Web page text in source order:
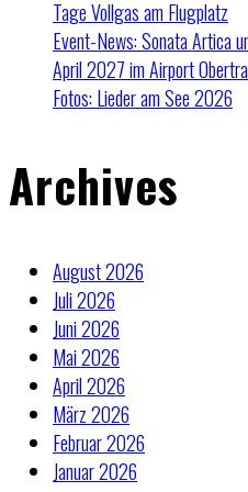
Tage Vollgas am Flugplatz
Event-News: Sonata Artica
April 2027 im Airport
Fotos: Lieder am See 2026
Archives
August 2026
Juli 2026
Juni 2026
Mai 2026
April 2026
März 2026
Februar 2026
Januar 2026